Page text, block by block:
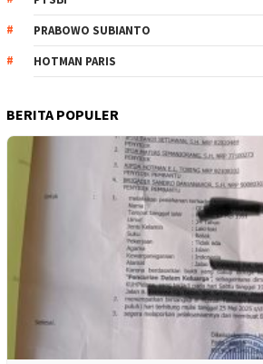
PRABOWO SUBIANTO
HOTMAN PARIS
BERITA POPULER